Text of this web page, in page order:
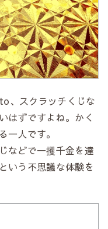
、スクラッチくじな
はずですよね。かく
一人です。
などで一攫千金を達
いう不思議な体験を